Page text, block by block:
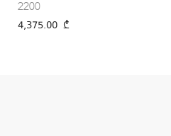
2200
4,375.00 ₾